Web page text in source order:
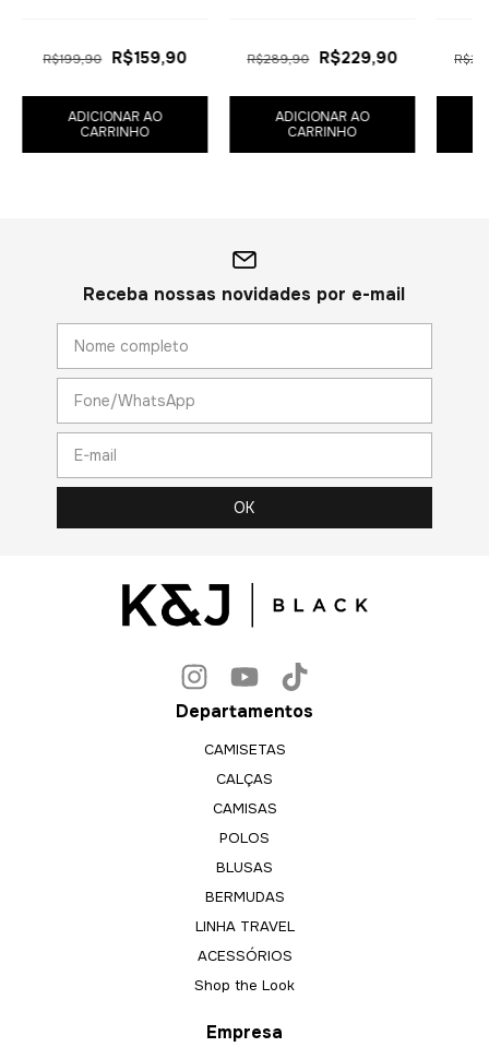
R$199,90 R$159,90
ADICIONAR AO
CARRINHO
R$289,90 R$229,90
ADICIONAR AO
CARRINHO
Receba nossas novidades por e-mail
Departamentos
CAMISETAS
CALÇAS
CAMISAS
POLOS
BLUSAS
BERMUDAS
LINHA TRAVEL
ACESSÓRIOS
Shop the Look
Empresa